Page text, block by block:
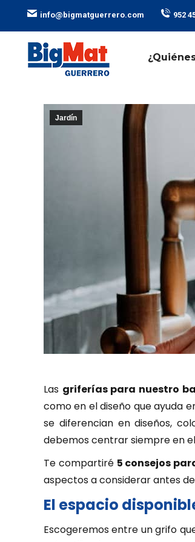
info@bigmatguerrero.com 952
Jardín
Las griferías para nuestro
como en el diseño que ayuda
se diferencian en diseños,
debemos centrar siempre en
Te compartiré 5 consejos
aspectos a considerar antes
El espacio
Escogeremos entre un grifo